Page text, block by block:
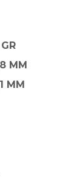
MM
MM